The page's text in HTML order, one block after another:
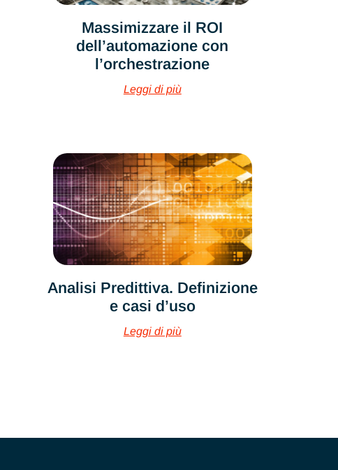
Massimizzare il ROI
dell’automazione con
l’orchestrazione
Leggi di più
Analisi Predittiva. Definizione
e casi d’uso
Leggi di più